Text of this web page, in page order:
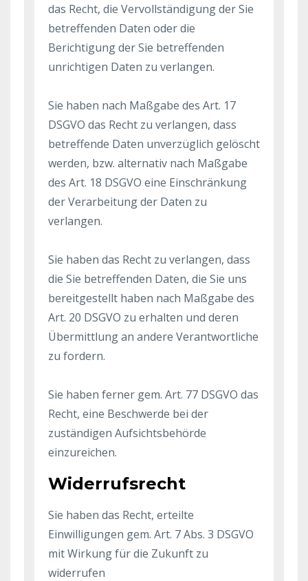
das Recht, die Vervollständigung der Sie
betreffenden Daten oder die
Berichtigung der Sie betreffenden
unrichtigen Daten zu verlangen.
Sie haben nach Maßgabe des Art. 17
DSGVO das Recht zu verlangen, dass
betreffende Daten unverzüglich gelöscht
werden, bzw. alternativ nach Maßgabe
des Art. 18 DSGVO eine Einschränkung
der Verarbeitung der Daten zu
verlangen.
Sie haben das Recht zu verlangen, dass
die Sie betreffenden Daten, die Sie uns
bereitgestellt haben nach Maßgabe des
Art. 20 DSGVO zu erhalten und deren
Übermittlung an andere Verantwortliche
zu fordern.
Sie haben ferner gem. Art. 77 DSGVO das
Recht, eine Beschwerde bei der
zuständigen Aufsichtsbehörde
einzureichen.
Widerrufsrecht
Sie haben das Recht, erteilte
Einwilligungen gem. Art. 7 Abs. 3 DSGVO
mit Wirkung für die Zukunft zu
widerrufen